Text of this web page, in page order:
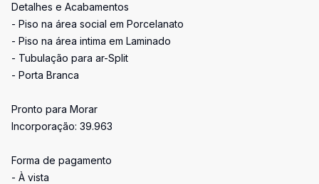
Detalhes e Acabamentos
- Piso na área social em Porcelanato
- Piso na área intima em Laminado
- Tubulação para ar-Split
- Porta Branca
Pronto para Morar
Incorporação: 39.963
Forma de pagamento
- À vista